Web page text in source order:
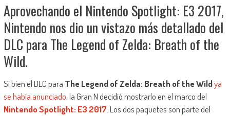
Aprovechando el Nintendo Spotlight: E3 2017,
Nintendo nos dio un vistazo más detallado del
DLC para The Legend of Zelda: Breath of the
Wild.
Si bien el DLC para The Legend of Zelda: Breath of the Wildya
se había anunciado, la Gran N decidió mostrarlo en el marco del
Nintendo Spotlight: E3 2017 . Los dos paquetes son parte del